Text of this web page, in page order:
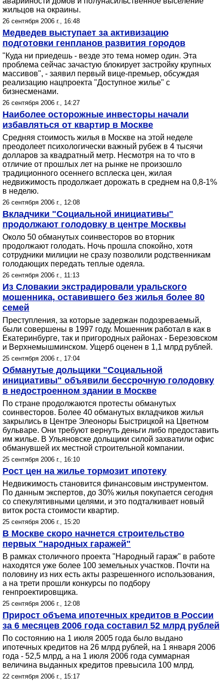
жильцов на окраины.
26 сентября 2006 г., 16:48
Медведев выступает за активизацию
подготовки генпланов развития городов
"Куда ни приедешь - везде это тема номер один. Эта
проблема сейчас зачастую блокирует застройку крупных
массивов", - заявил первый вице-премьер, обсуждая
реализацию нацпроекта "Доступное жилье" с
бизнесменами.
26 сентября 2006 г., 14:27
Наиболее осторожные инвесторы начали
избавляться от квартир в Москве
Средняя стоимость жилья в Москве на этой неделе
преодолеет психологически важный рубеж в 4 тысячи
долларов за квадратный метр. Несмотря на то что в
отличие от прошлых лет на рынке не произошло
традиционного осеннего всплеска цен, жилая
недвижимость продолжает дорожать в среднем на 0,8-1%
в неделю.
26 сентября 2006 г., 12:08
Вкладчики "Социальной инициативы"
продолжают голодовку в центре Москвы
Около 50 обманутых соинвесторов во вторник
продолжают голодать. Ночь прошла спокойно, хотя
сотрудники милиции не сразу позволили родственникам
голодающих передать теплые одеяла.
26 сентября 2006 г., 11:13
Из Словакии экстрадировали уральского
мошенника, оставившего без жилья более 80
семей
Преступления, за которые задержан подозреваемый,
были совершены в 1997 году. Мошенник работал в как в
Екатеринбурге, так и пригородных районах - Березовском
и Верхнемышминском. Ущерб оценен в 1,1 млрд рублей.
25 сентября 2006 г., 17:04
Обманутые дольщики "Социальной
инициативы" объявили бессрочную голодовку
в недостроенном здании в Москве
По стране продолжаются протесты обманутых
соинвесторов. Более 40 обманутых вкладчиков жилья
закрылись в Центре Элеоноры Быстрицкой на Цветном
бульваре. Они требуют вернуть деньги либо предоставить
им жилье. В Ульяновске дольщики силой захватили офис
обманувшей их местной строительной компании.
25 сентября 2006 г., 16:10
Рост цен на жилье тормозит ипотеку
Недвижимость становится финансовым инструментом.
По данным экспертов, до 30% жилья покупается сегодня
со спекулятивными целями, и это подталкивает новый
виток роста стоимости квартир.
25 сентября 2006 г., 15:20
В Москве скоро начнется строительство
первых "народных гаражей"
В рамках столичного проекта "Народный гараж" в работе
находятся уже более 100 земельных участков. Почти на
половину из них есть акты разрешенного использования,
а на трети прошли конкурсы по подбору
генпроектировщика.
25 сентября 2006 г., 12:08
Прирост объема ипотечных кредитов в России
за 6 месяцев 2006 года составил 52 млрд рублей
По состоянию на 1 июля 2005 года было выдано
ипотечных кредитов на 26 млрд рублей, на 1 января 2006
года - 52,5 млрд, а на 1 июля 2006 года суммарная
величина выданных кредитов превысила 100 млрд.
22 сентября 2006 г., 15:17